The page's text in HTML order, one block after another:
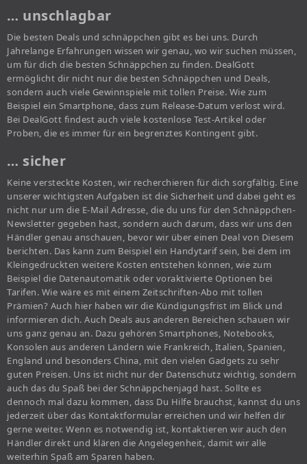
… unschlagbar
Die besten Deals und schnäppchen gibt es bei uns. Durch
Jahrelange Erfahrungen wissen wir genau, wo wir suchen müssen,
um für dich die besten Schnäppchen zu finden. DealGott
ermöglicht dir nicht nur die besten Schnäppchen und Deals,
sondern auch viele Gewinnspiele mit tollen Preise. Wie zum
Beispiel ein Smartphone, dass zum Release-Datum verlost wird.
Bei DealGott findest auch viele kostenlose Test-Artikel oder
Proben, die es immer für ein begrenztes Kontingent gibt.
… sicher
Keine versteckte Kosten, wir recherchieren für dich sorgfältig. Eine
unserer wichtigsten Aufgaben ist die Sicherheit und dabei geht es
nicht nur um die E-Mail Adresse, die du uns für den Schnäppchen-
Newsletter gegeben hast, sondern auch darum, dass wir uns den
Händler genau anschauen, bevor wir über einen Deal von Diesem
berichten. Das kann zum Beispiel ein Handytarif sein, bei dem im
Kleingedruckten weitere Kosten entstehen können, wie zum
Beispiel die Datenautomatik oder voraktivierte Optionen bei
Tarifen. Wie wäre es mit einem Zeitschriften-Abo mit tollen
Prämien? Auch hier haben wir die Kündigungsfrist im Blick und
informieren dich. Auch Deals aus anderen Bereichen schauen wir
uns ganz genau an. Dazu gehören Smartphones, Notebooks,
Konsolen aus anderen Ländern wie Frankreich, Italien, Spanien,
England und besonders China, mit den vielen Gadgets zu sehr
guten Preisen. Uns ist nicht nur der Datenschutz wichtig, sondern
auch das du Spaß bei der Schnäppchenjagd hast. Sollte es
dennoch mal dazu kommen, dass Du Hilfe brauchst, kannst du uns
jederzeit über das Kontaktformular erreichen und wir helfen dir
gerne weiter. Wenn es notwendig ist, kontaktieren wir auch den
Händler direkt und klären die Angelegenheit, damit wir alle
weiterhin Spaß am Sparen haben.